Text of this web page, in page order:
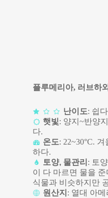
플루메리아, 러브하
난이도: 쉽
햇빛: 양지~반양
다.
온도: 22~30°C.
하다.
토양, 물관리 : 토
이 다 마르면 물을
식물과 비슷하지만
원산지 : 열대 아메